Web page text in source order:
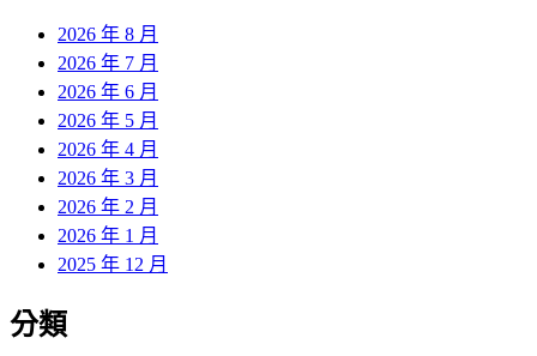
2026 年 8 月
2026 年 7 月
2026 年 6 月
2026 年 5 月
2026 年 4 月
2026 年 3 月
2026 年 2 月
2026 年 1 月
2025 年 12 月
分類